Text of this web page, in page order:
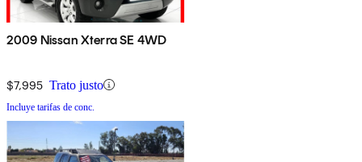
2009 Nissan Xterra SE 4WD
$7,995 Trato justo
Incluye tarifas de conc.